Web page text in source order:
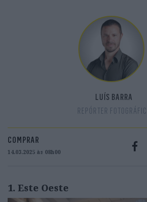
LUÍS BARRA
REPÓRTER
COMPRAR
14.03.2025 às 08h00
1. Este Oeste